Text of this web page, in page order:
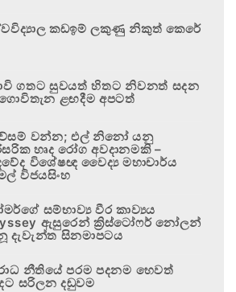
කඩඉම් ලකුණු නිකුත් කෙරේ
ගතට සුවයත් හිතට නිවනත් සදන
ළඟදීම අපටත්
වන්න; එල් නිනෝ යනු
හෘද රෝග අවදානමකි –
විශේෂඥ වෛද්‍ය මහාචාර්ය
විජයසිංහ
සම්භාව්‍ය වීර කාව්‍යය
ඇසුරෙන් ක්‍රිස්ටෝෆර් නෝලන්
දැවැන්ත සිනමාපටය
නීතියේ පරම පදනම හෙවත්
සරිලන දඬුවම